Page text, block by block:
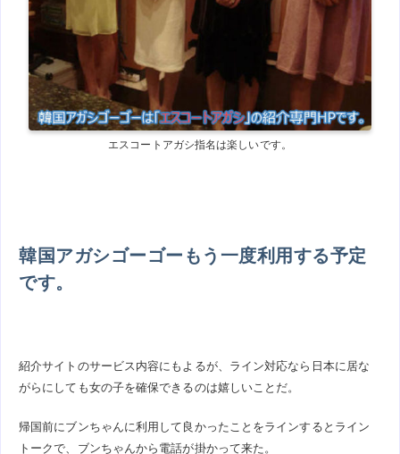
エスコートアガシ指名は楽しいです。
韓国アガシゴーゴーもう一度利用する予定
です。
紹介サイトのサービス内容にもよるが、ライン対応なら日本に居な
がらにしても女の子を確保できるのは嬉しいことだ。
帰国前にブンちゃんに利用して良かったことをラインするとライン
トークで、ブンちゃんから電話が掛かって来た。